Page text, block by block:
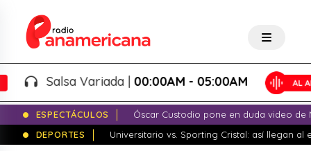
Salsa Variada |00:00AM - 05:00AM
ESPECTÁCULOS
Óscar Custodio pone en duda video de
DEPORTES
Universitario vs. Sporting Cristal: así llegan al